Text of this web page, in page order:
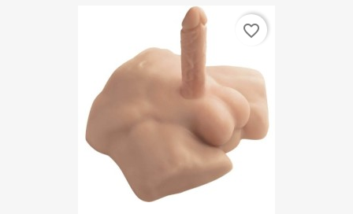
favorite_border